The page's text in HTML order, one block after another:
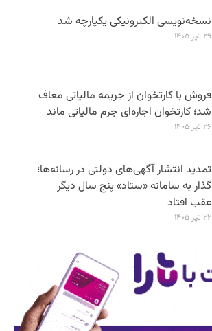
نسخه‌نویسی الکترونیکی یکپارچه شد
۲۹ تیر ۱۴۰۵
فروش با کارتخوان از جریمه مالیاتی معاف
شد؛ کارتخوان اجاره‌ای جرم مالیاتی ماند
۲۶ تیر ۱۴۰۵
تمدید انتشار آگهی‌های دولتی در رسانه‌ها؛
گذار به سامانه «ستاد» پنج سال دیگر
عقب افتاد
۲۲ تیر ۱۴۰۵